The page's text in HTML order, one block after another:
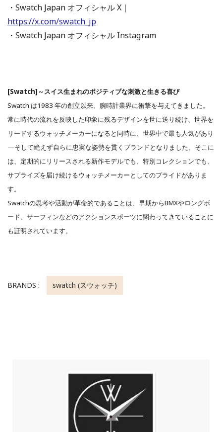
・Swatch Japan オフィシャル X｜
https://x.com/swatch_jp
・Swatch Japan オフィシャル Instagram
[Swatch]～スイス生まれのポジティブな刺激と生きる喜び
Swatch は1983 年の創立以来、腕時計業界に衝撃を与えてきました。
常に時代の流れを反映した印象に残るデザインを世に送り続け、世界を
リードするウォッチメーカーになると同時に、世界中で最も人気があり
—そして絶えず自らに忠実な姿勢を貫くブランドとなりました。そこに
は、定期的にリリースされる新作モデルでも、特別コレクションでも、
サプライズを届け続けるウォッチメーカーとしてのプライドがありま
す。
Swatchの思考や活動が革命的であることは、早期からBMXやロングボ
ード、サーフィンなどのアクションスポーツに関わってきていることに
も証明されています。
BRANDS : swatch (スウォッチ)